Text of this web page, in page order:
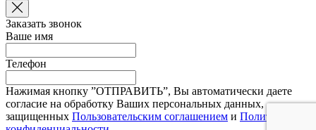
Заказать звонок
Ваше имя
Телефон
Нажимая кнопку ”ОТПРАВИТЬ”, Вы автоматически даете
согласие на обработку Ваших персональных данных,
защищенных Пользовательским соглашением и Политикой